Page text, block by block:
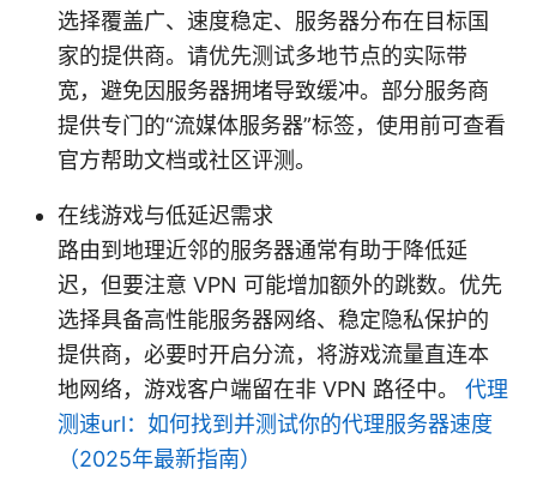
选择覆盖广、速度稳定、服务器分布在目标国
家的提供商。请优先测试多地节点的实际带
宽，避免因服务器拥堵导致缓冲。部分服务商
提供专门的“流媒体服务器”标签，使用前可查看
官方帮助文档或社区评测。
在线游戏与低延迟需求
路由到地理近邻的服务器通常有助于降低延
迟，但要注意 VPN 可能增加额外的跳数。优先
选择具备高性能服务器网络、稳定隐私保护的
提供商，必要时开启分流，将游戏流量直连本
地网络，游戏客户端留在非 VPN 路径中。 代理
测速url：如何找到并测试你的代理服务器速度
（2025年最新指南）